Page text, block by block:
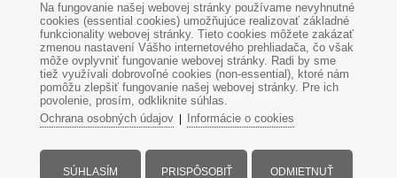
Po-Pi: 8:00 - 17:00
So: 8:00 - 12:00
+421949303 099
Na fungovanie našej webovej stránky používame nevyhnutné
cookies (essential cookies) umožňujúce realizovať základné
funkcionality webovej stránky. Tieto cookies môžete zakázať
zmenou nastavení Vášho internetového prehliadača, čo však
môže ovplyvniť fungovanie webovej stránky. Radi by sme
tiež využívali dobrovoľné cookies (non-essential), ktoré nám
pomôžu zlepšiť fungovanie našej webovej stránky. Pre ich
povolenie, prosím, odkliknite súhlas.
Ochrana osobných údajov| Informácie o cookies
SÚHLASÍM PRISPÔSOBIŤ ODMIETNUŤ